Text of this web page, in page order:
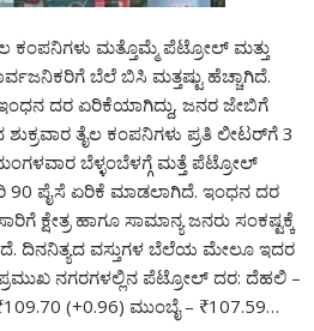
ಕಂಪನಿಗಳು ಮತ್ತೊಮ್ಮೆ ಪೆಟ್ರೋಲ್ ಮತ್ತು
ಬೆಲೆ ಬಿಸಿ ಮತ್ತಷ್ಟು ಹೆಚ್ಚಾಗಿದೆ.
ದರ ಏರಿಕೆಯಾಗಿದ್ದು, ಜನರ ಜೇಬಿಗೆ
ಶುಕ್ರವಾರ ತೈಲ ಕಂಪನಿಗಳು ಪ್ರತಿ ಲೀಟರ್‌ಗೆ 3
ಬೆಳ್ಳಂಬೆಳಗ್ಗೆ ಮತ್ತೆ ಪೆಟ್ರೋಲ್
90 ಪೈಸೆ ಏರಿಕೆ ಮಾಡಲಾಗಿದೆ. ಇಂಧನ ದರ
ಕ್ಷೇತ್ರ ಹಾಗೂ ಸಾಮಾನ್ಯ ಜನರು ಸಂಕಷ್ಟಕ್ಕೆ
ದಿನನಿತ್ಯದ ವಸ್ತುಗಳ ಬೆಲೆಯ ಮೇಲೂ ಇದರ
ನಗರಗಳಲ್ಲಿನ ಪೆಟ್ರೋಲ್ ದರ: ದೆಹಲಿ –
(+0.96) ಮುಂಬೈ – ₹107.59…